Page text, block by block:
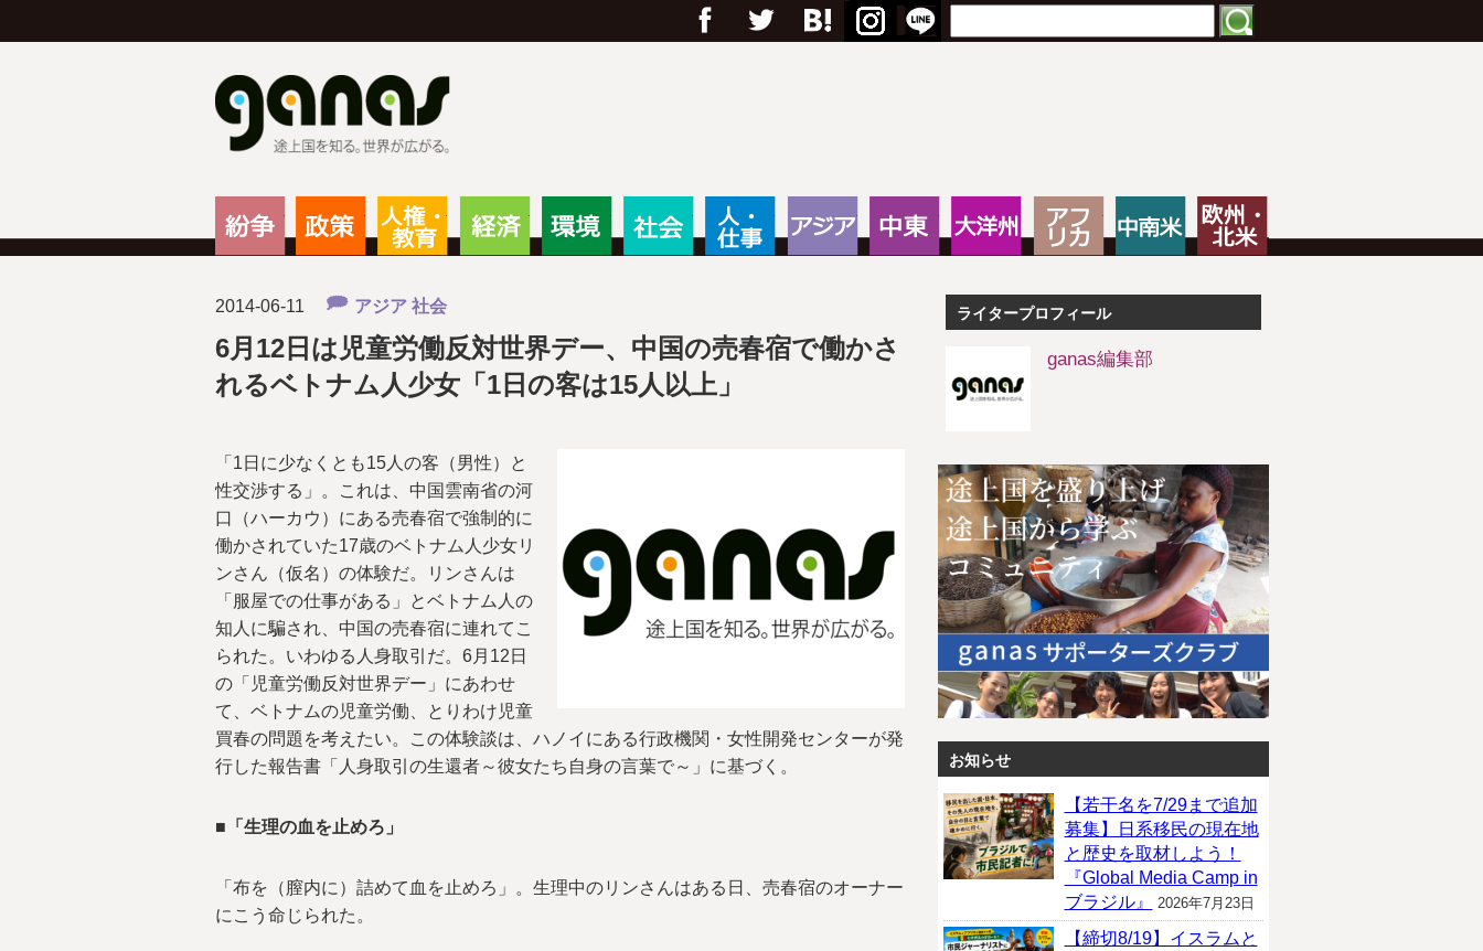
フェイスブック
Twitter Google+はてブ RSS
政策 社会 大洋州 中南米
2014-06-11 アジア 社会
6月12日は児童労働反対世界デー、中国の売春宿で働かさ
れるベトナム人少女「1日の客は15人以上」
「1日に少なくとも15人の客（男性）と
性交渉する」。これは、中国雲南省の河
口（ハーカウ）にある売春宿で強制的に
働かされていた17歳のベトナム人少女リ
ンさん（仮名）の体験だ。リンさんは
「服屋での仕事がある」とベトナム人の
知人に騙され、中国の売春宿に連れてこ
られた。いわゆる人身取引だ。6月12日
の「児童労働反対世界デー」にあわせ
て、ベトナムの児童労働、とりわけ児童
買春の問題を考えたい。この体験談は、ハノイにある行政機関・女性開発センターが発
行した報告書「人身取引の生還者～彼女たち自身の言葉で～」に基づく。
■「生理の血を止めろ」
「布を（膣内に）詰めて血を止めろ」。生理中のリンさんはある日、売春宿のオーナー
にこう命じられた。
ライタープロフィール
ganas編集部
お知らせ
【若干名を7/29まで追加
募集】日系移民の現在地
と歴史を取材しよう！
『Global Media Camp in
ブラジル』
2026年7月23日
【締切8/19】イスラムと